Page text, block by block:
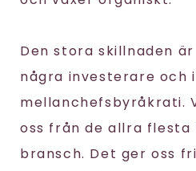
Den stora skillnaden
några investerare och
mellanchefsbyråkrati.
oss från de allra flesta
bransch. Det ger oss